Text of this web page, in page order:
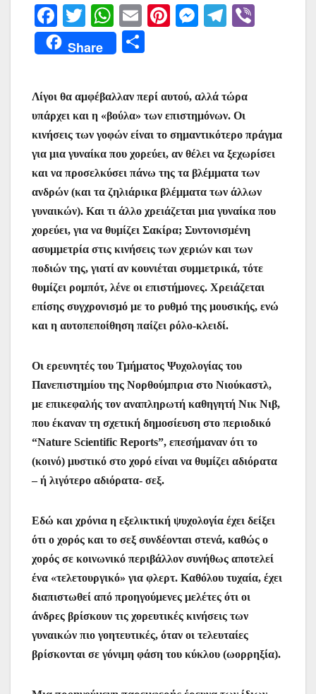
F
a
c
b
o
o
k
T
w
itt
W
h
at
A
p
p
E
m
ai
Pi
st
M
e
n
g
er
T
a
m
Share
ρ
α
σ
τε
ίτ
ε
Λίγοι θα αμφέβαλλαν περί αυτού, αλλά τώρα
υπάρχει και η «βούλα» των επιστημόνων. Οι
κινήσεις των γοφών είναι το σημαντικότερο πράγμα
για μια γυναίκα που χορεύει, αν θέλει να ξεχωρίσει
και να προσελκύσει πάνω της τα βλέμματα των
ανδρών (και τα ζηλιάρικα βλέμματα των άλλων
γυναικών). Και τι άλλο χρειάζεται μια γυναίκα που
χορεύει, για να θυμίζει Σακίρα; Συντονισμένη
ασυμμετρία στις κινήσεις των χεριών και των
ποδιών της, γιατί αν κουνιέται συμμετρικά, τότε
θυμίζει ρομπότ, λένε οι επιστήμονες. Χρειάζεται
επίσης συγχρονισμό με το ρυθμό της μουσικής, ενώ
και η αυτοπεποίθηση παίζει ρόλο-κλειδί.
Οι ερευνητές του Τμήματος Ψυχολογίας του
Πανεπιστημίου της Νορθούμπρια στο Νιούκαστλ,
με επικεφαλής τον αναπληρωτή καθηγητή Νικ Νιβ,
που έκαναν τη σχετική δημοσίευση στο περιοδικό
“Nature Scientific Reports”, επεσήμαναν ότι το
(κοινό) μυστικό στο χορό είναι να θυμίζει αδιόρατα
– ή λιγότερο αδιόρατα- σεξ.
Εδώ και χρόνια η εξελικτική ψυχολογία έχει δείξει
ότι ο χορός και το σεξ συνδέονται στενά, καθώς ο
χορός σε κοινωνικό περιβάλλον συνήθως αποτελεί
ένα «τελετουργικό» για φλερτ. Καθόλου τυχαία, έχει
διαπιστωθεί από προηγούμενες μελέτες ότι οι
άνδρες βρίσκουν τις χορευτικές κινήσεις των
γυναικών πιο γοητευτικές, όταν οι τελευταίες
βρίσκονται σε γόνιμη φάση του κύκλου (ωορρηξία).